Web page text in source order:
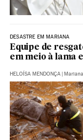
DESASTRE EM MARIANA
Equipe de
em meio à lama
HELOÍSA MENDONÇA |